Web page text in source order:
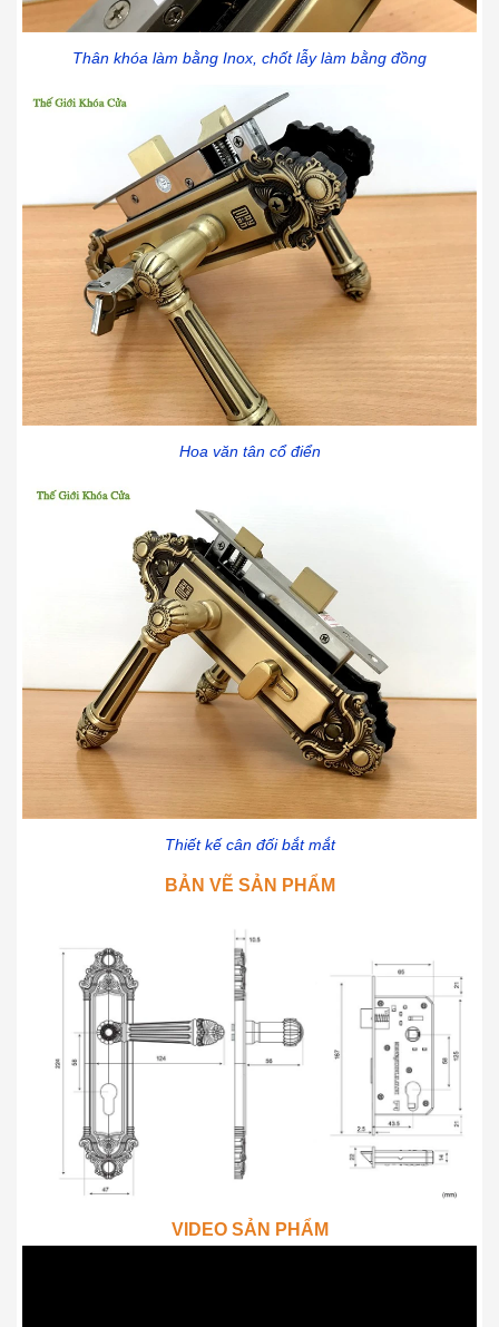
Thân khóa làm bằng Inox, chốt lẫy làm bằng đồng
Hoa văn tân cổ điển
Thiết kế cân đối bắt mắt
BẢN VẼ SẢN PHẨM
VIDEO SẢN PHẨM